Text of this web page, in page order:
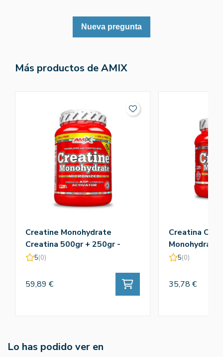
Nueva pregunta
Más productos de AMIX
Creatine Monohydrate
Creatina 500gr + 250gr -
Amix
5(0)
59,89 €
Creatina
Monohydrate
5(0)
35,78 €
Lo has podido ver en